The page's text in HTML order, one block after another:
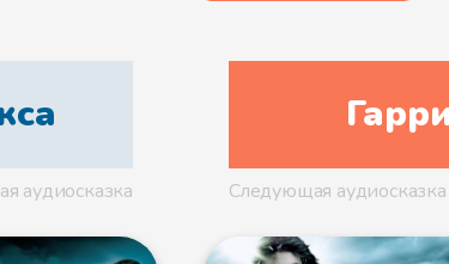
Файл 5
Следующая аудиосказка
аудиосказка